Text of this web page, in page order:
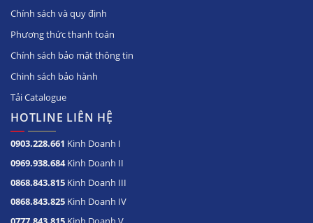
Chính sách và quy định
Phương thức thanh toán
Chính sách bảo mật thông tin
Chinh sách bảo hành
Tải Catalogue
HOTLINE LIÊN HỆ
0903.228.661 Kinh Doanh I
0969.938.684Kinh Doanh II
0868.843.815 Kinh Doanh III
0868.843.825 Kinh Doanh IV